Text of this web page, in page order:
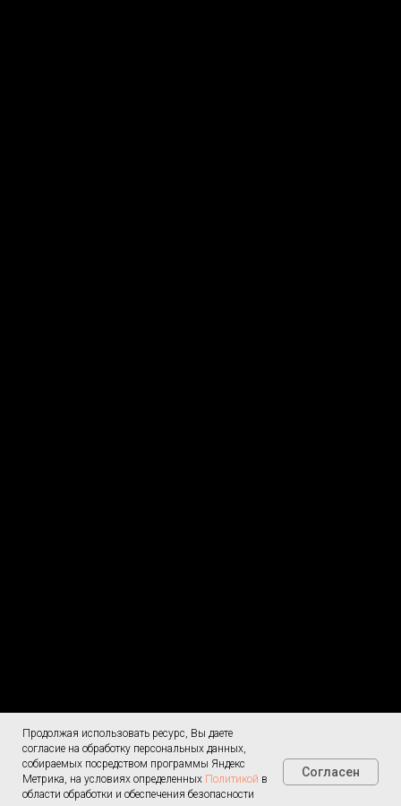
Продолжая использовать ресурс, Вы даете
согласие на обработку персональных данных,
собираемых посредством программы Яндекс
Метрика, на условиях определенных Политикой в
области обработки и обеспечения безопасности
Согласен
Меню
Политика
конфиденциальности
О доставке
обработку ПД